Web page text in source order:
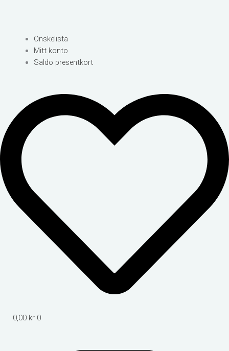
Önskelista
Mitt konto
Saldo presentkort
0,00 kr 0